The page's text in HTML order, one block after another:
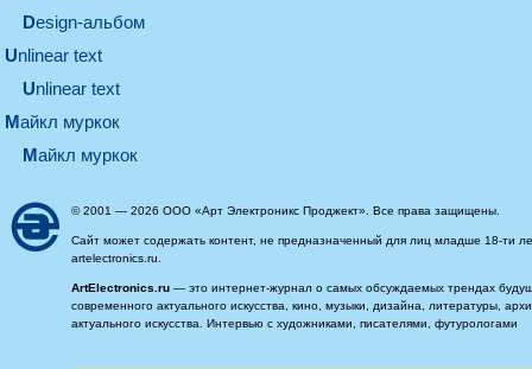
design-альбом
unlinear text
Unlinear text
майкл муркок
майкл муркок
© 2001 — 2026 ООО «Арт Электроникс Проджект». Все права защищены.
Сайт может содержать контент, не предназначенный для лиц младше 18-ти
artelectronics.ru.
ArtElectronics.ru — это интернет-журнал о самых обсуждаемых трендах
современного актуального искусства, кино, музыки, дизайна, литературы,
актуального искусства. Интервью с художниками, писателями, футурологами